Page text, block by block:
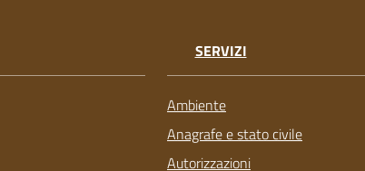
SERVIZI
Ambiente
Anagrafe e stato civile
Autorizzazioni